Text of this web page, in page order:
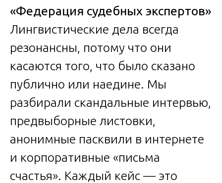
«Федерация судебных экспертов»
Лингвистические дела всегда
резонансны, потому что они
касаются того, что было сказано
публично или наедине. Мы
разбирали скандальные интервью,
предвыборные листовки,
анонимные пасквили в интернете
и корпоративные «письма
счастья». Каждый кейс — это